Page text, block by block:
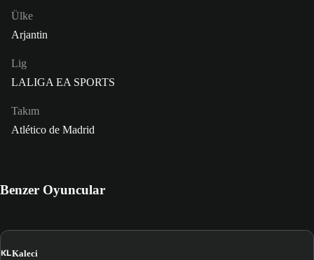
Ülke
Arjantin
Lig
LALIGA EA SPORTS
Takım
Atlético de Madrid
Benzer Oyuncular
KLKaleci